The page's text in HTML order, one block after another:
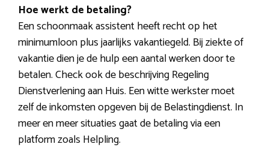
Hoe werkt de betaling?
Een schoonmaak assistent heeft recht op het
minimumloon plus jaarlijks vakantiegeld. Bij ziekte of
vakantie dien je de hulp een aantal werken door te
betalen. Check ook de beschrijving Regeling
Dienstverlening aan Huis. Een witte werkster moet
zelf de inkomsten opgeven bij de Belastingdienst. In
meer en meer situaties gaat de betaling via een
platform zoals Helpling.